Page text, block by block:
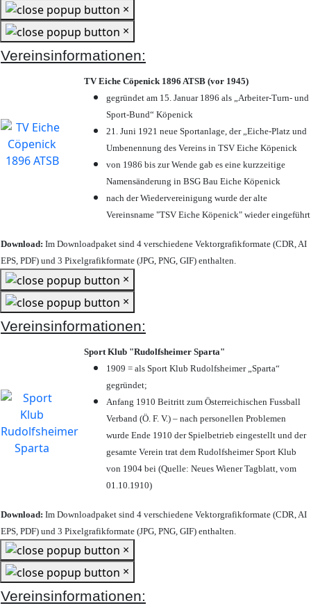
×
×
Vereinsinformationen:
TV Eiche Cöpenick 1896 ATSB (vor 1945)
gegründet am 15. Januar 1896 als „Arbeiter-Turn- und
Sport-Bund“ Köpenick
21. Juni 1921 neue Sportanlage, der „Eiche-Platz und
Umbenennung des Vereins in TSV Eiche Köpenick
von 1986 bis zur Wende gab es eine kurzzeitige
Namensänderung in BSG Bau Eiche Köpenick
nach der Wiedervereinigung wurde der alte
Vereinsname "TSV Eiche Köpenick" wieder eingeführt
Download: Im Downloadpaket sind 4 verschiedene Vektorgrafikformate (CDR, AI
EPS, PDF) und 3 Pixelgrafikformate (JPG, PNG, GIF) enthalten.
×
×
Vereinsinformationen:
Sport Klub "Rudolfsheimer Sparta"
1909 = als Sport Klub Rudolfsheimer „Sparta“
gegründet;
Anfang 1910 Beitritt zum Österreichischen Fussball
Verband (Ö. F. V.) – nach personellen Problemen
wurde Ende 1910 der Spielbetrieb eingestellt und der
gesamte Verein trat dem Rudolfsheimer Sport Klub
von 1904 bei (Quelle: Neues Wiener Tagblatt, vom
01.10.1910)
Download: Im Downloadpaket sind 4 verschiedene Vektorgrafikformate (CDR, AI
EPS, PDF) und 3 Pixelgrafikformate (JPG, PNG, GIF) enthalten.
×
×
Vereinsinformationen: